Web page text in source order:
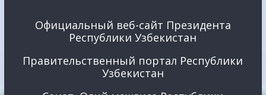
Официальный веб-сайт Президента
Республики Узбекистан
Правительственный портал Республики
Узбекистан